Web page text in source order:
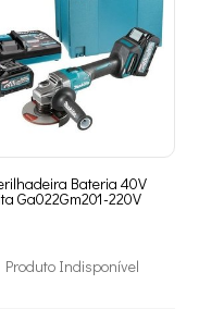
Bateria 40V
Ga022Gm201-220V
Produto Indisponível